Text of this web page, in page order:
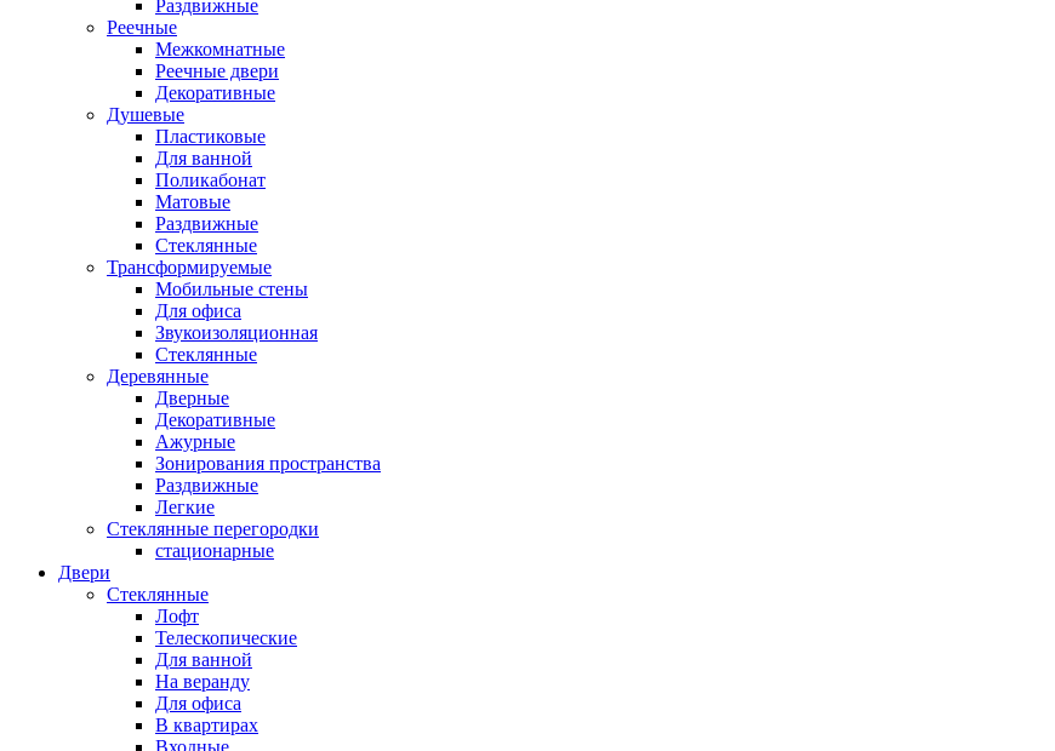
Раздвижные
Реечные
Межкомнатные
Реечные двери
Декоративные
Душевые
Пластиковые
Для ванной
Поликабонат
Матовые
Раздвижные
Стеклянные
Трансформируемые
Мобильные стены
Для офиса
Звукоизоляционная
Стеклянные
Деревянные
Дверные
Декоративные
Ажурные
Зонирования пространства
Раздвижные
Легкие
Стеклянные перегородки
стационарные
Двери
Стеклянные
Лофт
Телескопические
Для ванной
На веранду
Для офиса
В квартирах
Входные